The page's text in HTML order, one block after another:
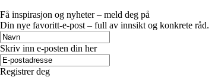
Få inspirasjon og nyheter – meld deg på
Din nye favoritt-e-post – full av innsikt og konkrete råd.
Skriv inn e-posten din her
Registrer deg